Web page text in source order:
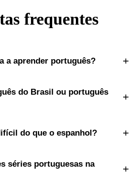
frequentes
a aprender português? +
do Brasil ou português
+
do que o espanhol? +
séries portuguesas na
+